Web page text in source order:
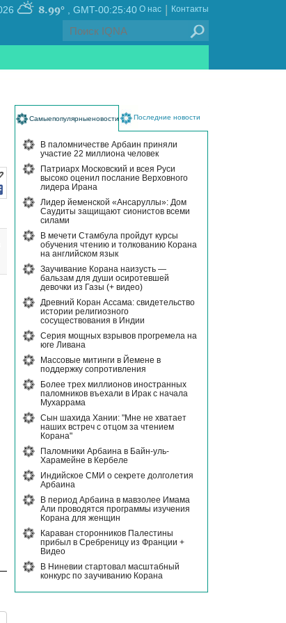
GMT-00:25:40
8.99° Контакты
|
О нас
Самыепопулярныеновости Последние новости
В паломничестве Арбаин приняли
участие 22 миллиона человек
Патриарх Московский и всея Руси
высоко оценил послание Верховного
лидера Ирана
Лидер йеменской «Ансаруллы»: Дом
Саудиты защищают сионистов всеми
силами
В мечети Стамбула пройдут курсы
обучения чтению и толкованию Корана
на английском язык
Заучивание Корана наизусть —
бальзам для души осиротевшей
девочки из Газы (+ видео)
Древний Коран Ассама: свидетельство
истории религиозного
сосуществования в Индии
Серия мощных взрывов прогремела на
юге Ливана
Массовые митинги в Йемене в
поддержку сопротивления
Более трех миллионов иностранных
паломников въехали в Ирак с начала
Мухаррама
Сын шахида Хании: "Мне не хватает
наших встреч с отцом за чтением
Корана"
Паломники Арбаина в Байн-уль-
Харамейне в Кербеле
Индийское СМИ о секрете долголетия
Арбаина
В период Арбаина в мавзолее Имама
Али проводятся программы изучения
Корана для женщин
Караван сторонников Палестины
прибыл в Сребреницу из Франции +
Видео
В Ниневии стартовал масштабный
конкурс по заучиванию Корана